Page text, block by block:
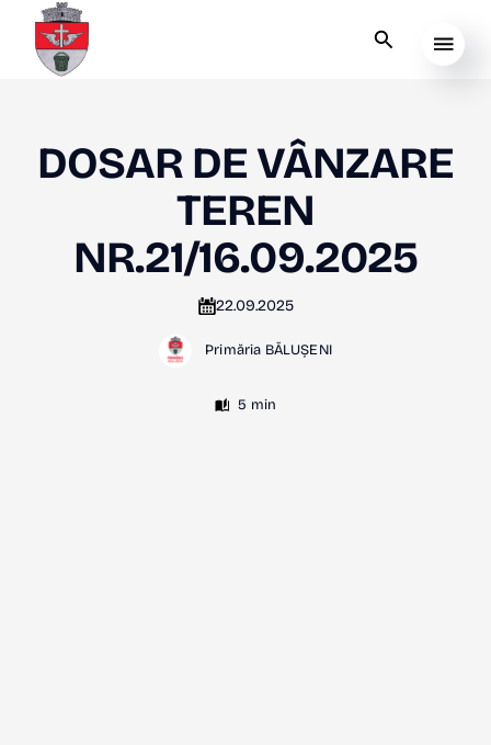
DOSAR DE VÂNZARE
TEREN
NR.21/16.09.2025
22.09.2025
Primăria BĂLUȘENI
5 min